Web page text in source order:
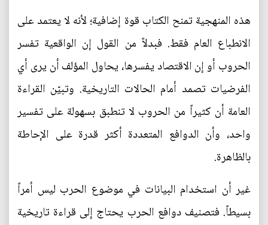
هذه المنهجية تمنح الكتاب قوة إضافية؛ لأنه لا يعتمد على
الانطباع العام فقط. فبدلاً من القول إن الواقعية تفسر
الحروب أو إن الاقتصاد يفسرها، يحاول المؤلف أن يرى أي
الفرضيات تصمد أمام الحالات التاريخية. وتبيّن القراءة
العامة أن كثيراً من الحروب لا تنطبق بسهولة على تفسير
واحد، وأن الدوافع المتعددة أكثر قدرة على الإحاطة
بالظاهرة.
غير أن استخدام البيانات في موضوع الحرب ليس أمراً
بسيطاً. فتصنيف دوافع الحرب يحتاج إلى قراءة تاريخية